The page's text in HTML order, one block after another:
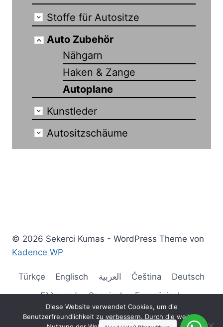
Stoffe für Autositze
Auto Zubehör
Nähgarn
Haken & Zange
Autoplane
Kunstleder
Autositzschäume
© 2026 Sekerci Kumas - WordPress Theme von
Kadence WP
Türkçe Englisch العربية Čeština
Deutsch
Ελληνικά
Spanisch
Französisch
Italienisch
한국인 Русский Polski
Diese Website verwendet Cookies, um die
Benutzerfreundlichkeit zu verbessern. Durch die weitere